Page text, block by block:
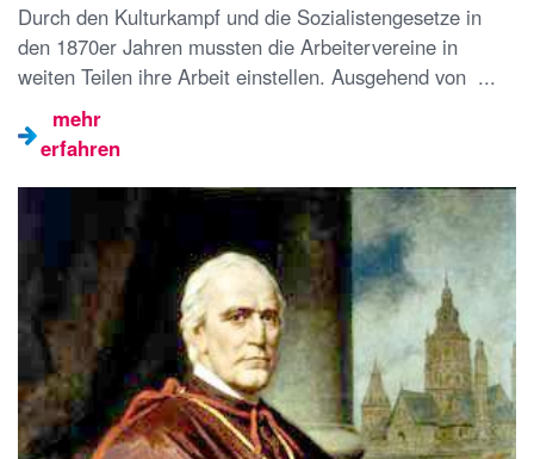
Durch den Kulturkampf und die Sozialistengesetze in
den 1870er Jahren mussten die Arbeitervereine in
weiten Teilen ihre Arbeit einstellen. Ausgehend von ...
mehr
erfahren